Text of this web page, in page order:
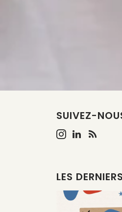
SUIVEZ-
LES